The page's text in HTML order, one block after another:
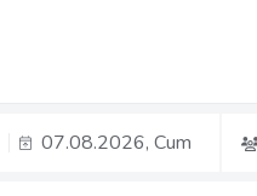
07.08.2026, Cum